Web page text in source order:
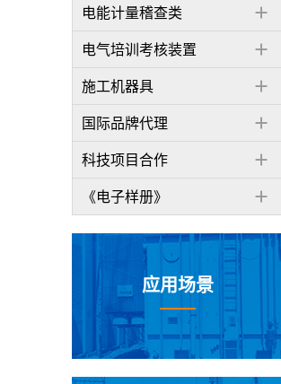
电能计量稽查类
电气培训考核装置
施工机器具
国际品牌代理
科技项目合作
《电子样册》
应用场景